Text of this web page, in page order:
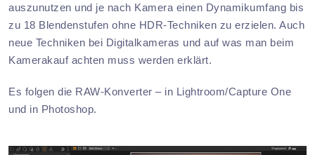
auszunutzen und je nach Kamera einen Dynamikumfang bis
zu 18 Blendenstufen ohne HDR-Techniken zu erzielen. Auch
neue Techniken bei Digitalkameras und auf was man beim
Kamerakauf achten muss werden erklärt.
Es folgen die RAW-Konverter – in Lightroom/Capture One
und in Photoshop.